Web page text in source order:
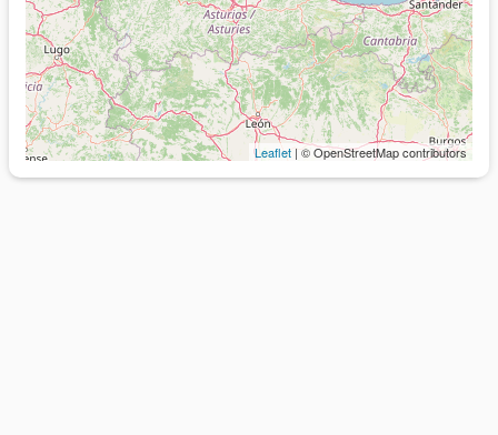
Leaflet | © OpenStreetMap contributors